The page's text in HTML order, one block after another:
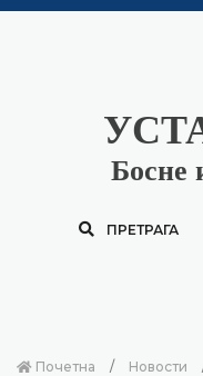
Босне
ПРЕТРАГА
Почетна Новости